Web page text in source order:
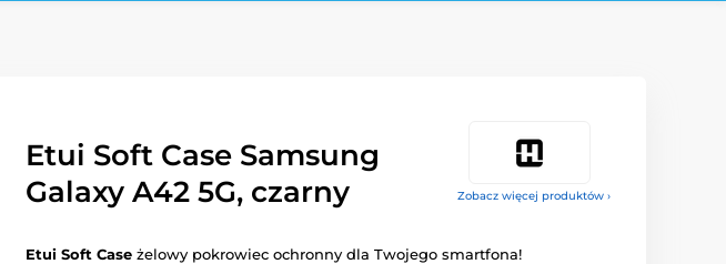
Zobacz więcej produktów ›
Etui Soft Case Samsung
Galaxy A42 5G, czarny
Etui Soft Case żelowy pokrowiec ochronny dla Twojego smartfona!